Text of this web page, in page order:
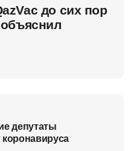
до сих пор
депутаты